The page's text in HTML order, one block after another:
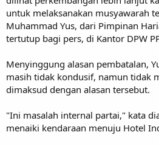
untuk melaksanakan musyawarah
Muhammad Yus, dari Pimpinan
tertutup bagi pers, di Kantor DPW
Menyinggung alasan pembatalan,
masih tidak kondusif, namun tidak
dimaksud dengan alasan tersebut.
"Ini masalah internal partai," kata
menaiki kendaraan menuju Hotel